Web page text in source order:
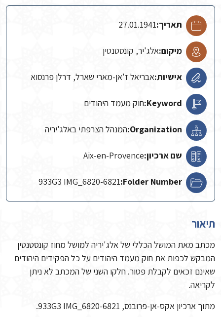
תאריך:27.01.1941
מיקום:אלג'יר, קונסטנטין
אישיות:אבריאל ז'אן-מארי שארל, דרלן פרנסוא
Keyword: חוק מעמד היהודים
Organization: המנהל הצרפתי באלג'יריה
שם ארכיון:Aix-en-Provence
Folder Number:
933G3 IMG_6820-6821
תיאור
מכתב מאת המושל הכללי של אלג'יריה למושל מחוז קונסטנטין
המבקש לכפות את חוק מעמד היהודים על כל הפקידים היהודים
שאינם זכאים לקבלת פטור. חלקו השני של המכתב לא ניתן
לקריאה.
מתוך ארכיון אקס-אן-פרובנס, 933G3 IMG_6820-6821.